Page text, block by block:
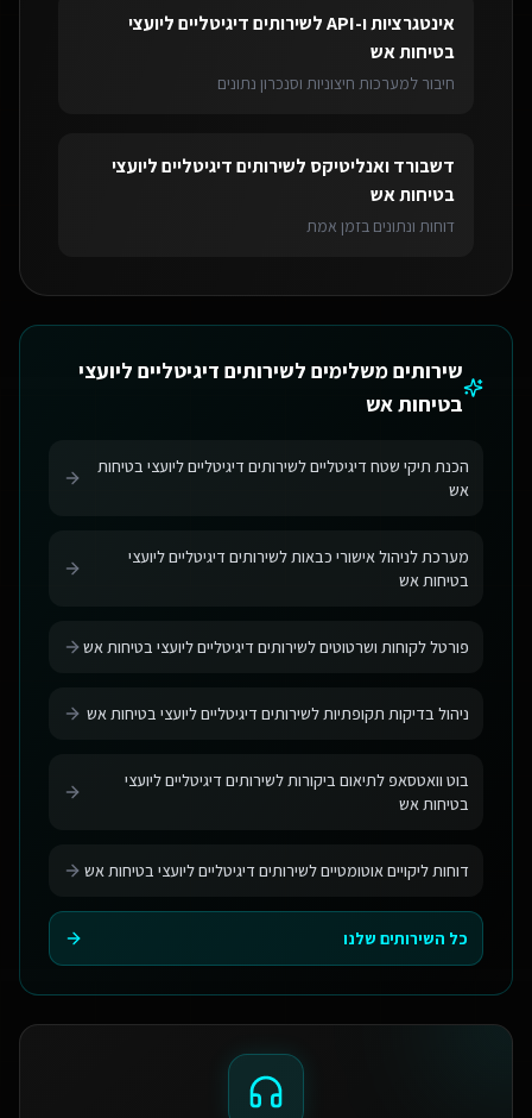
אינטגרציות ו-API לשירותים דיגיטליים ליועצי
בטיחות אש
חיבור למערכות חיצוניות וסנכרון נתונים
דשבורד ואנליטיקס לשירותים דיגיטליים ליועצי
בטיחות אש
דוחות ונתונים בזמן אמת
שירותים משלימים לשירותים דיגיטליים ליועצי
בטיחות אש
הכנת תיקי שטח דיגיטליים לשירותים דיגיטליים ליועצי בטיחות
אש
מערכת לניהול אישורי כבאות לשירותים דיגיטליים ליועצי
בטיחות אש
פורטל לקוחות ושרטוטים לשירותים דיגיטליים ליועצי בטיחות אש
ניהול בדיקות תקופתיות לשירותים דיגיטליים ליועצי בטיחות אש
בוט וואטסאפ לתיאום ביקורות לשירותים דיגיטליים ליועצי
בטיחות אש
דוחות ליקויים אוטומטיים לשירותים דיגיטליים ליועצי בטיחות אש
כל השירותים שלנו